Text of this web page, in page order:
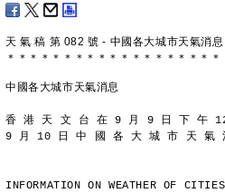
天 氣 稿 第 082 號 - 中國各大城市天氣消息
＊ ＊ ＊ ＊ ＊ ＊ ＊ ＊ ＊ ＊ ＊ ＊ ＊ ＊ ＊ ＊ ＊ ＊ ＊
中國各大城市天氣消息
香 港 天 文 台 在 9 月 9 日 下 午
9 月 10 日 中 國 各 大 城 市 天 氣
INFORMATION ON WEATHER OF